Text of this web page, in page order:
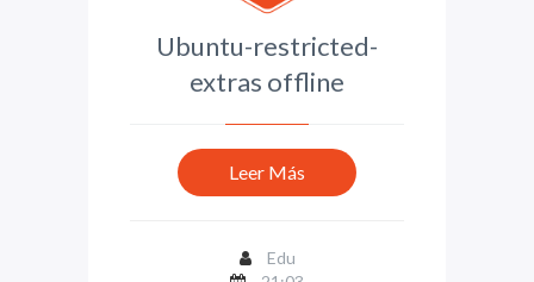
Ubuntu-restricted-
extras offline
Leer Más
Edu